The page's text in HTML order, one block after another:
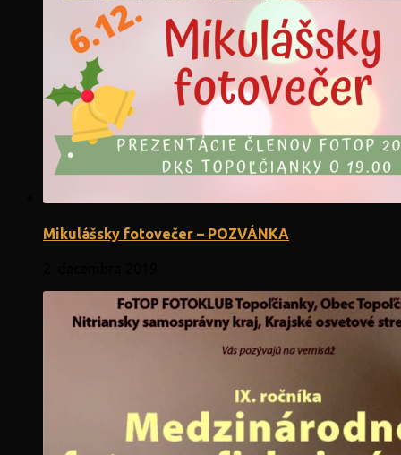
Mikulášsky fotovečer – POZVÁNKA